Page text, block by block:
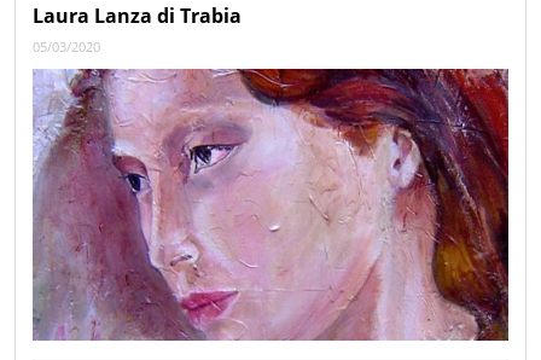
Laura Lanza di Trabia
05/03/2020